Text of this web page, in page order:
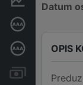
Dubinska
Kreditni
Datum
OPIS